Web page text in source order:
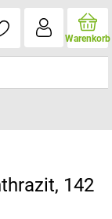
Warenkorb
142